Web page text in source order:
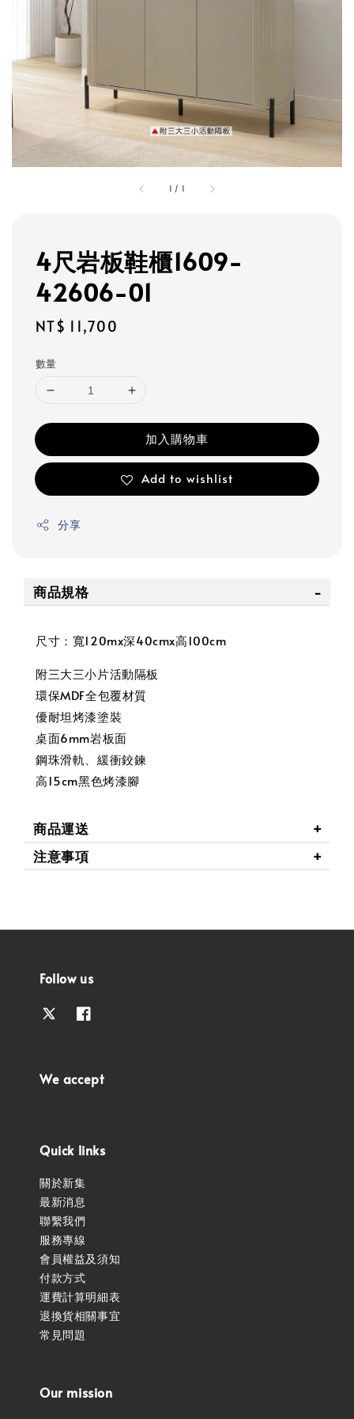
1 / 1
4尺岩板鞋櫃1609-
42606-01
Regular
NT$ 11,700
數量
加入購物車
Add to wishlist
分享
商品規格
尺寸：寬120mx深40cmx高100cm
附三大三小片活動隔板
環保MDF全包覆材質
優耐坦烤漆塗裝
桌面6mm岩板面
鋼珠滑軌、緩衝鉸鍊
高15cm黑色烤漆腳
商品運送
注意事項
Follow us
We accept
Quick links
關於新集
最新消息
聯繫我們
服務專線
會員權益及須知
付款方式
運費計算明細表
退換貨相關事宜
常見問題
Our mission